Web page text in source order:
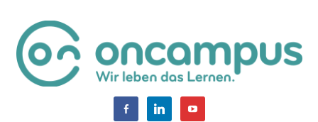
springen
oncampus-
facebook-linkedin youtube